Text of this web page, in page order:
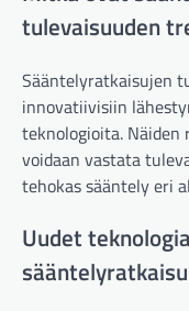
tulevaisuuden
Sääntelyratkaisujen
innovatiivisiin
teknologioita.
voidaan vastata
tehokas sääntely eri
Uudet